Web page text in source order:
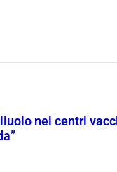
nei centri